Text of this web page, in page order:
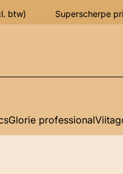
btw) Superscherpe
Glorie professional